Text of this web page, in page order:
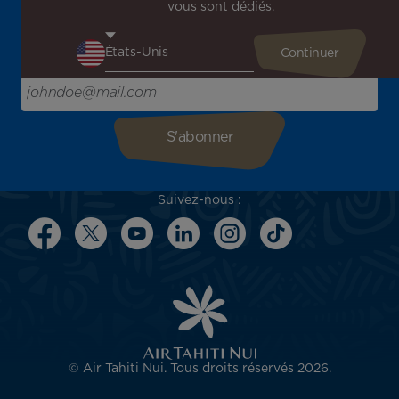
Recevez en avant-première toutes nos offres spéciales et
l'inspiration pour votre prochain voyage !
Saisissez votre adresse e-mail ici
Suivez-nous :
vous sont dédiés.
© Air Tahiti Nui. Tous droits réservés 2026.